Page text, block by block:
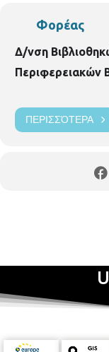
Φορέας
Δ/νση
Περιφερειακών
ΠΕΡΙΣΣΌΤΕΡΑ